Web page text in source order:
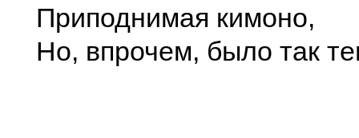
Приподнимая кимоно,
Но, впрочем, было так